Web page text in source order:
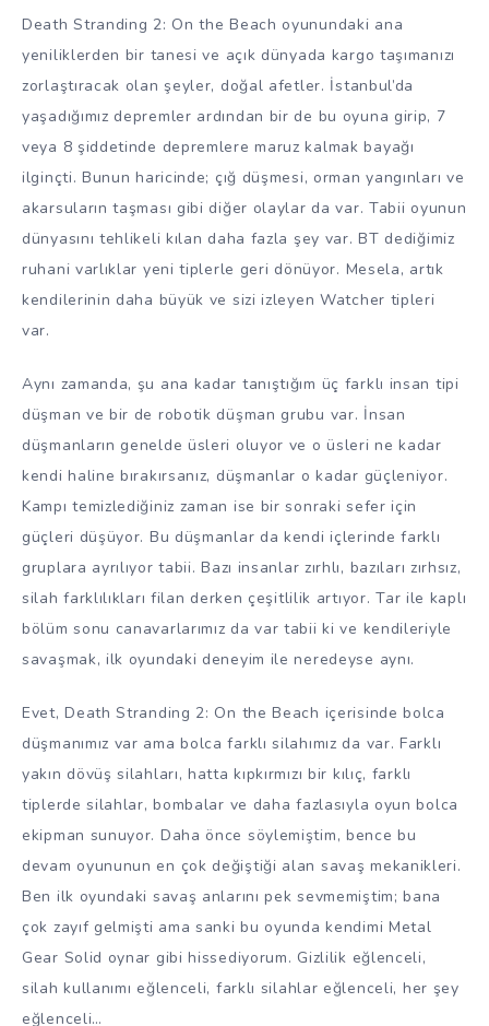
Death Stranding 2: On the Beach oyunundaki ana
yeniliklerden bir tanesi ve açık dünyada kargo taşımanızı
zorlaştıracak olan şeyler, doğal afetler. İstanbul’da
yaşadığımız depremler ardından bir de bu oyuna girip, 7
veya 8 şiddetinde depremlere maruz kalmak bayağı
ilginçti. Bunun haricinde; çığ düşmesi, orman yangınları ve
akarsuların taşması gibi diğer olaylar da var. Tabii oyunun
dünyasını tehlikeli kılan daha fazla şey var. BT dediğimiz
ruhani varlıklar yeni tiplerle geri dönüyor. Mesela, artık
kendilerinin daha büyük ve sizi izleyen Watcher tipleri
var.
Aynı zamanda, şu ana kadar tanıştığım üç farklı insan tipi
düşman ve bir de robotik düşman grubu var. İnsan
düşmanların genelde üsleri oluyor ve o üsleri ne kadar
kendi haline bırakırsanız, düşmanlar o kadar güçleniyor.
Kampı temizlediğiniz zaman ise bir sonraki sefer için
güçleri düşüyor. Bu düşmanlar da kendi içlerinde farklı
gruplara ayrılıyor tabii. Bazı insanlar zırhlı, bazıları zırhsız,
silah farklılıkları filan derken çeşitlilik artıyor. Tar ile kaplı
bölüm sonu canavarlarımız da var tabii ki ve kendileriyle
savaşmak, ilk oyundaki deneyim ile neredeyse aynı.
Evet, Death Stranding 2: On the Beach içerisinde bolca
düşmanımız var ama bolca farklı silahımız da var. Farklı
yakın dövüş silahları, hatta kıpkırmızı bir kılıç, farklı
tiplerde silahlar, bombalar ve daha fazlasıyla oyun bolca
ekipman sunuyor. Daha önce söylemiştim, bence bu
devam oyununun en çok değiştiği alan savaş mekanikleri.
Ben ilk oyundaki savaş anlarını pek sevmemiştim; bana
çok zayıf gelmişti ama sanki bu oyunda kendimi Metal
Gear Solid oynar gibi hissediyorum. Gizlilik eğlenceli,
silah kullanımı eğlenceli, farklı silahlar eğlenceli, her şey
eğlenceli…